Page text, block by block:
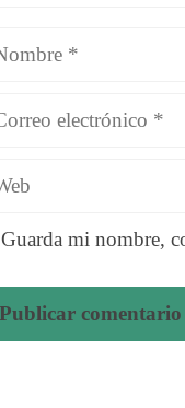
Guarda mi nombre,